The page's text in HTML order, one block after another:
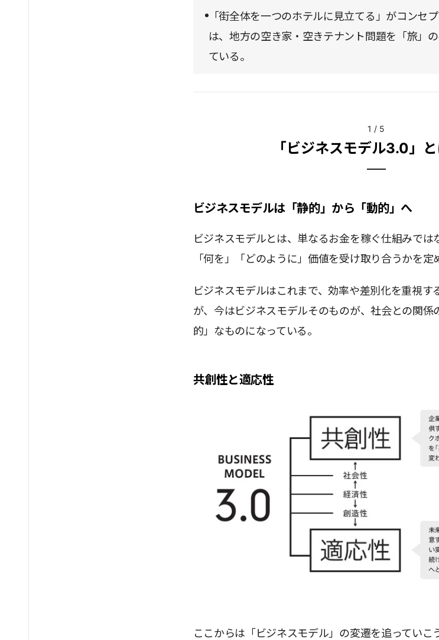
「街全体を一つのホテルに見立てる」がコンセプ
は、地方の空き家・空きテナント問題を「旅」
ている。
1 / 5
「ビジネスモデル3.0」
ビジネスモデルは「静的」から「動的」へ
ビジネスモデルとは、単なるお金を稼ぐ仕組みでは
「何を」「どのように」価値を受け取り合うかを定
ビジネスモデルはこれまで、効率や差別化を重視す
が、今はビジネスモデルそのものが、社会との関係
的」なものになっている。
共創性と適応性
ここからは「ビジネスモデル」の変遷を追っていこ